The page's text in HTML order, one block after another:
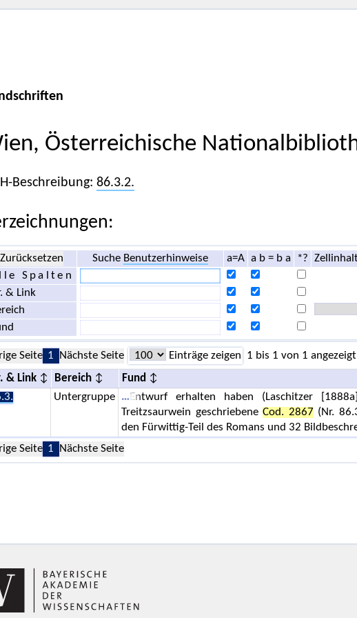
Österreichische
Beschreibung: 86.3.2.
Zurücksetzen Suche Benutzerhinweise a=A a b = b a *?
Spalten
& Link
Seite 1 Nächste Seite Einträge zeigen 1 bis 1 von 1 angezeigt
& Link Bereich
Fund
Untergruppe
Entwurf erhalten haben (Laschitzer
Treitzsaurwein geschriebeneCod. 2867 (Nr.
den Fürwittig-Teil des Romans und 32
Seite 1 Nächste Seite